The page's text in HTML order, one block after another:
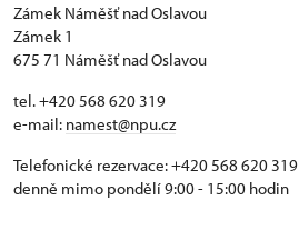
Zámek Náměšť nad Oslavou
Zámek 1
675 71 Náměšť nad Oslavou
tel. +420 568 620 319
e-mail: namest@npu.cz
Telefonické rezervace: +420 568 620 319
denně mimo pondělí 9:00 - 15:00 hodin